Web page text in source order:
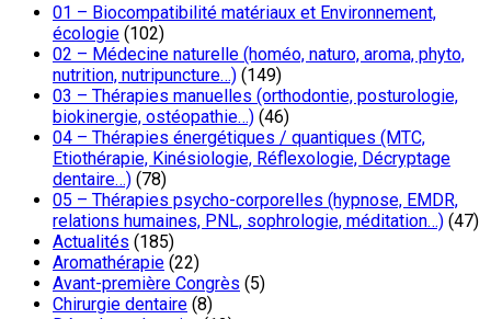
01 – Biocompatibilité matériaux et Environnement,
écologie (102)
02 – Médecine naturelle (homéo, naturo, aroma, phyto,
nutrition, nutripuncture…) (149)
03 – Thérapies manuelles (orthodontie, posturologie,
biokinergie, ostéopathie…) (46)
04 – Thérapies énergétiques / quantiques (MTC,
Etiothérapie, Kinésiologie, Réflexologie, Décryptage
dentaire…) (78)
05 – Thérapies psycho-corporelles (hypnose, EMDR,
relations humaines, PNL, sophrologie, méditation…) (47)
Actualités (185)
Aromathérapie (22)
Avant-première Congrès (5)
Chirurgie dentaire (8)